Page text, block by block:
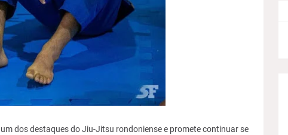
dos destaques do Jiu-Jitsu rondoniense e promete continuar se